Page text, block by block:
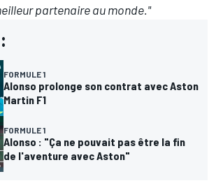
partenaire au monde."
FORMULE 1
Alonso prolonge son contrat avec Aston
Martin F1
FORMULE 1
Alonso : "Ça ne pouvait pas être la fin
de l'aventure avec Aston"